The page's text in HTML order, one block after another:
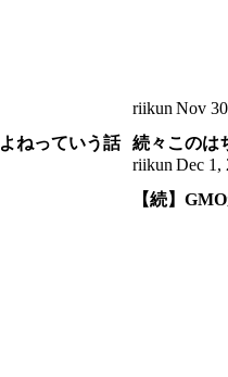
ねっていう話
riikun Nov
続々このは
riikun Dec 1,
【続】